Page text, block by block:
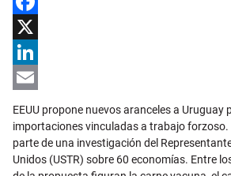
Facebook
X
LinkedIn
Email
EEUU propone nuevos aranceles a Uruguay
importaciones vinculadas a trabajo
parte de una investigación del
Unidos (USTR) sobre 60 economías. Entre